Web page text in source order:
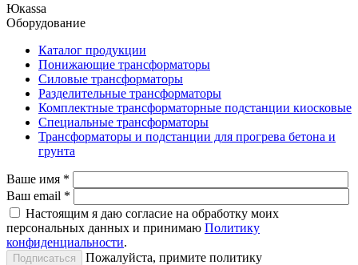
Юкаssа
Оборудование
Каталог продукции
Понижающие трансформаторы
Силовые трансформаторы
Разделительные трансформаторы
Комплектные трансформаторные подстанции киосковые
Специальные трансформаторы
Трансформаторы и подстанции для прогрева бетона и
грунта
Ваше имя *
Ваш email *
Настоящим я даю согласие на обработку моих
персональных данных и принимаю Политику
конфиденциальности.
Пожалуйста, примите политику